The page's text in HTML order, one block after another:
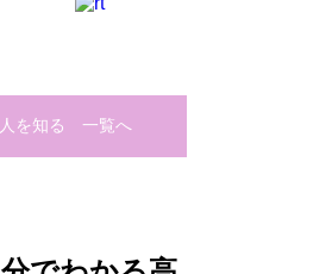
人を知る 一覧へ